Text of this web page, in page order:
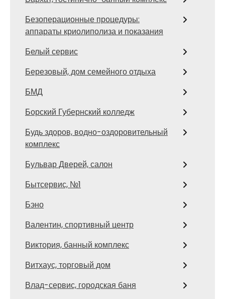
Безоперационные процедуры:
аппараты криолиполиза и показания
Белый сервис
Березовый, дом семейного отдыха
БМД
Борский Губернский колледж
Будь здоров, водно-оздоровительный
комплекс
Бульвар Дверей, салон
Бытсервис, №1
Бэно
Валентин, спортивный центр
Виктория, банный комплекс
Витхаус, торговый дом
Влад-сервис, городская баня